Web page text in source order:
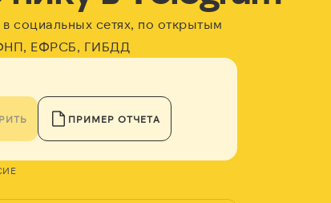
социальных сетях, по открытым
ЕФРСБ, ГИБДД
ПРИМЕР ОТЧЕТА